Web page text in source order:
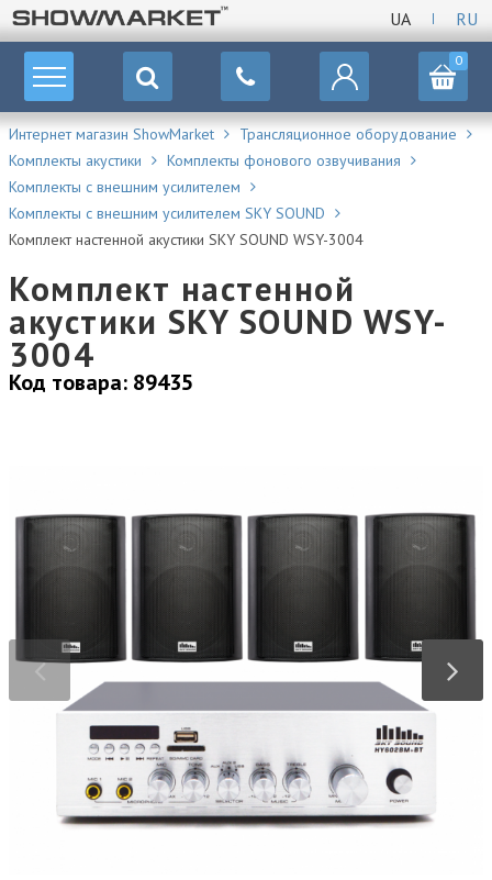
UA RU
0
Интернет магазин ShowMarket
Трансляционное оборудование
Комплекты акустики
Комплекты фонового озвучивания
Комплекты с внешним усилителем
Комплекты с внешним усилителем SKY SOUND
Комплект настенной акустики SKY SOUND WSY-3004
Комплект настенной
акустики SKY SOUND WSY-
3004
Код товара: 89435